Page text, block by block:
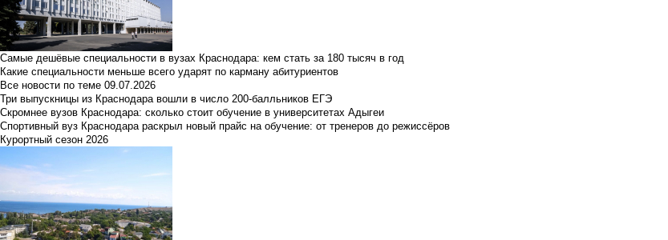
Самые дешёвые специальности в вузах Краснодара: кем стать за 180 тысяч в год
Какие специальности меньше всего ударят по карману абитуриентов
Все новости по теме 09.07.2026
Три выпускницы из Краснодара вошли в число 200-балльников ЕГЭ
Скромнее вузов Краснодара: сколько стоит обучение в университетах Адыгеи
Спортивный вуз Краснодара раскрыл новый прайс на обучение: от тренеров до режиссёров
Курортный сезон 2026